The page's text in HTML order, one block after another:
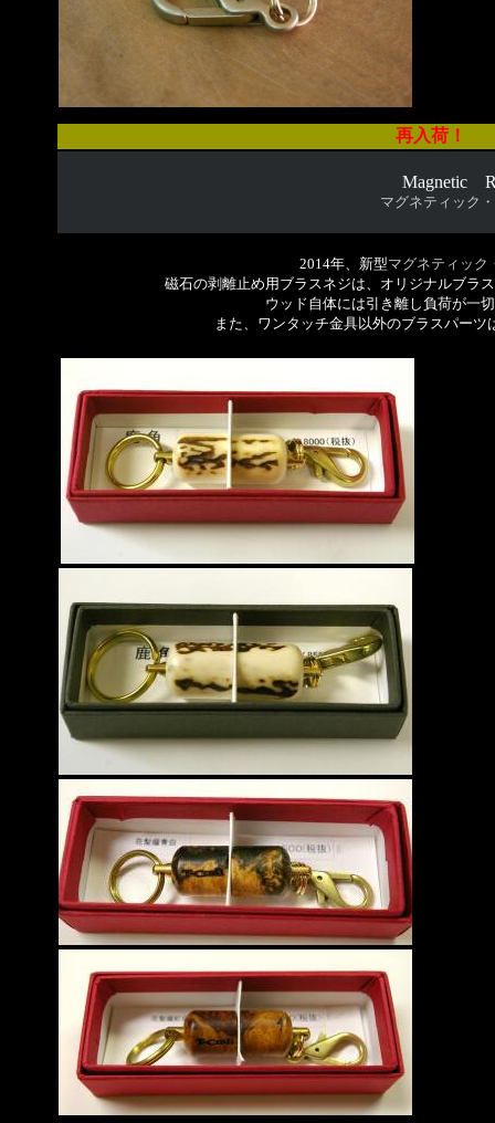
再入荷！
Magnetic
マグネティック
2014年、新型マグネティック
磁石の剥離止め用ブラスネジは、オリジナルブラ
ウッド自体には引き離し負荷が一
また、ワンタッチ金具以外のブラスパー